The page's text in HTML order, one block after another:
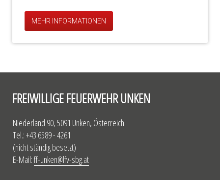
MEHR INFORMATIONEN
FREIWILLIGE FEUERWEHR UNKEN
Niederland 90, 5091 Unken, Österreich
Tel.: +43 6589 - 4261
(nicht ständig besetzt)
E-Mail:ff-unken@lfv-sbg.at